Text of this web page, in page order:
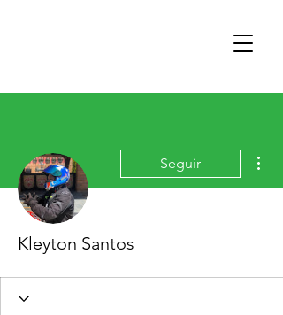
Seguir
Kleyton Santos